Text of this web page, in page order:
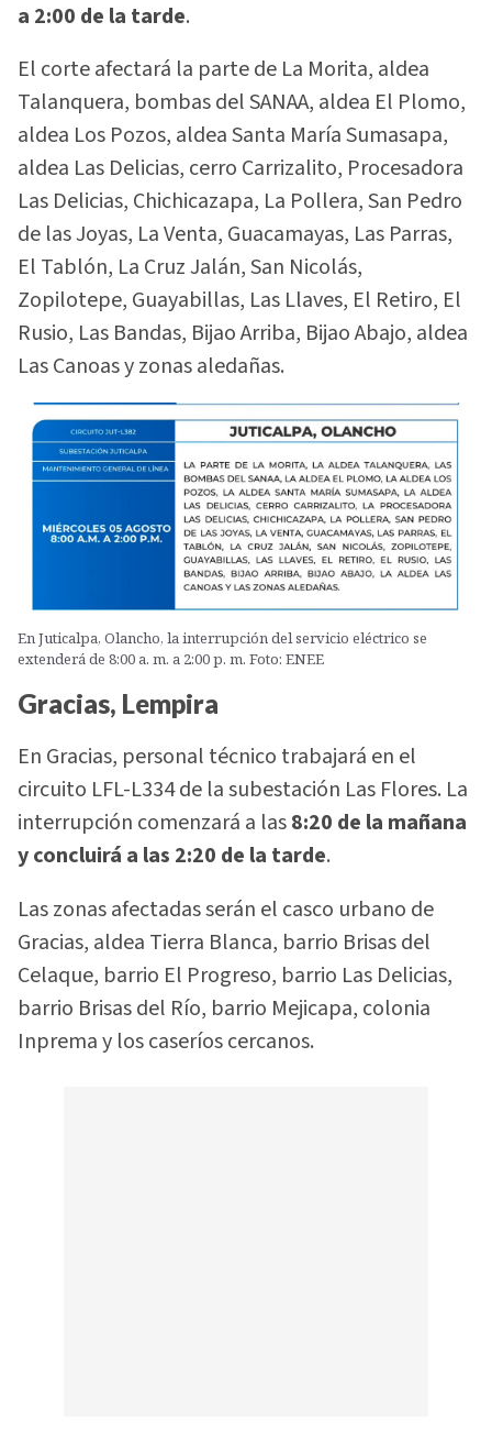
a 2:00 de la tarde.
El corte afectará la parte de La Morita, aldea
Talanquera, bombas del SANAA, aldea El Plomo,
aldea Los Pozos, aldea Santa María Sumasapa,
aldea Las Delicias, cerro Carrizalito, Procesadora
Las Delicias, Chichicazapa, La Pollera, San Pedro
de las Joyas, La Venta, Guacamayas, Las Parras,
El Tablón, La Cruz Jalán, San Nicolás,
Zopilotepe, Guayabillas, Las Llaves, El Retiro, El
Rusio, Las Bandas, Bijao Arriba, Bijao Abajo, aldea
Las Canoas y zonas aledañas.
En Juticalpa, Olancho, la interrupción del servicio eléctrico se
extenderá de 8:00 a. m. a 2:00 p. m. Foto: ENEE
Gracias, Lempira
En Gracias, personal técnico trabajará en el
circuito LFL-L334 de la subestación Las Flores. La
interrupción comenzará a las8:20 de la mañana
y concluirá a las 2:20 de la tarde.
Las zonas afectadas serán el casco urbano de
Gracias, aldea Tierra Blanca, barrio Brisas del
Celaque, barrio El Progreso, barrio Las Delicias,
barrio Brisas del Río, barrio Mejicapa, colonia
Inprema y los caseríos cercanos.